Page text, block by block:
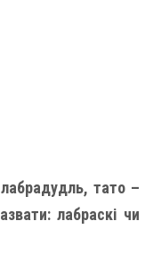
тато –
лабраскі чи